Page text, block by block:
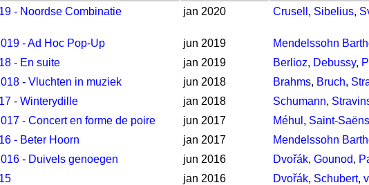
- Noordse Combinatie
jan 2020 Crusell , Sibelius,
- Ad Hoc Pop-Up
jun 2019 Mendelssohn
- En suite
jan 2019 Berlioz, Debussy,
- Vluchten in muziek
jun 2018 Brahms, Bruch,
- Winterydille
jan 2018 Schumann,
- Concert en forme de poire
jun 2017 Méhul , Saint-Saëns
- Beter Hoorn
jan 2017 Mendelssohn
- Duivels genoegen
jun 2016 Dvořák, Gounod,
jan 2016 Dvořák, Schubert,